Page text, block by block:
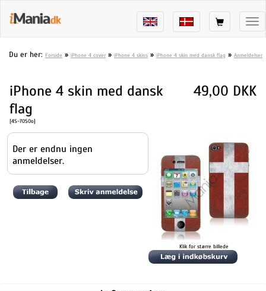
Du er her: Forside » iPhone 4 cover » iPhone 4 skins » iPhone 4 skin med dansk flag » Anmeldelser
iPhone 4 skin med dansk
flag
[4S-7050o]
49,00 DKK
Der er endnu ingen
anmeldelser.
Klik for større billede